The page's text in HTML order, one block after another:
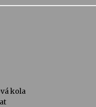
kola